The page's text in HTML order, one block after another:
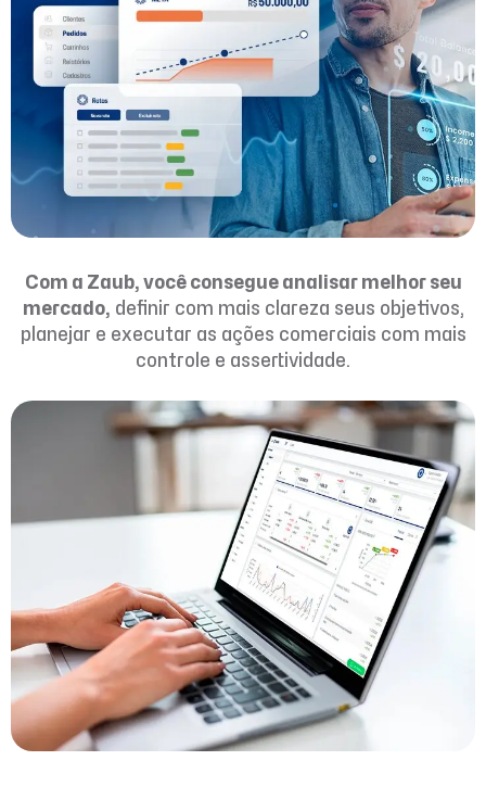
Com a Zaub, você consegue analisar melhor seu
mercado, definir com mais clareza seus objetivos,
planejar e executar as ações comerciais com mais
controle e assertividade.